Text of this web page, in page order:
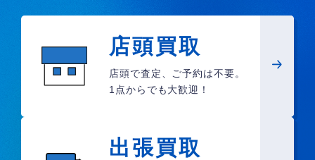
店頭買取
店頭で査定、ご予約は不要。
1点からでも大歓迎！
出張買取